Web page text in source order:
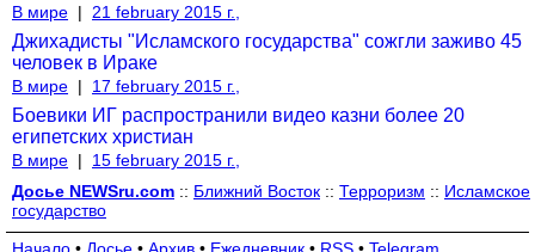
В мире | 21 february 2015 г.,
Джихадисты "Исламского государства" сожгли заживо 45
человек в Ираке
В мире | 17 february 2015 г.,
Боевики ИГ распространили видео казни более 20
египетских христиан
В мире |
15 february 2015 г.,
Досье NEWSru.com :: Ближний Восток :: Терроризм :: Исламское
государство
Начало • Досье • Архив • Ежедневник • RSS • Telegram